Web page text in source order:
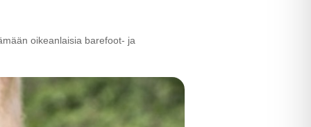
oikeanlaisia barefoot- ja